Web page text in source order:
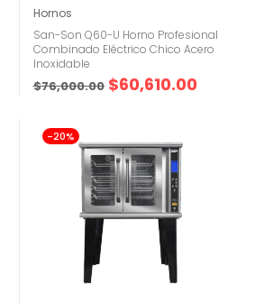
Hornos
San-Son Q60-U Horno Profesional
Combinado Eléctrico Chico Acero
Inoxidable
$76,000.00 $60,610.00
-20%